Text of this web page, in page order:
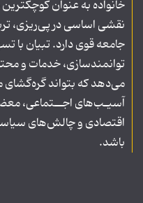
خانواده به عنوان
نقشی اساسی در پی‌ریزی،
جامعه قوی دارد. تبیان با
توانمندسازی، خدمات و
می‌دهد که بتواند
آسیـب‌های اجــتماعی،
اقتصادی و چالش‌های
باشد.